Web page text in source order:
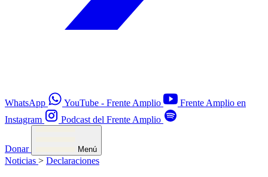
WhatsApp YouTube - Frente Amplio
Frente Amplio en
Instagram
Podcast del Frente Amplio
Donar Menú
Noticias > Declaraciones